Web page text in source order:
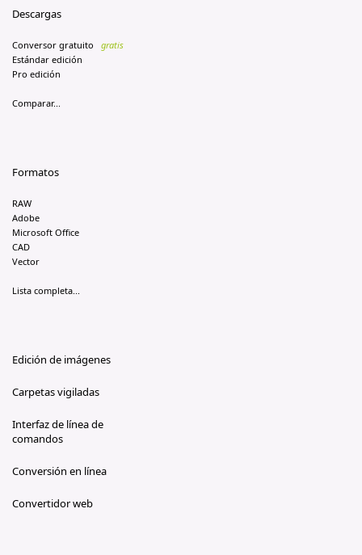
Descargas
Conversor gratuito
gratis
Estándar edición
Pro edición
Comparar...
Formatos
RAW
Adobe
Microsoft Office
CAD
Vector
Lista completa...
Edición de imágenes
Carpetas vigiladas
Interfaz de línea de
comandos
Conversión en línea
Convertidor web